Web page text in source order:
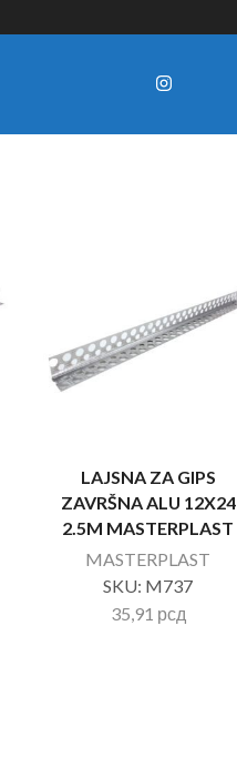
LAJSNA ZA GIPS
ZAVRŠNA ALU 12X24
2.5M MASTERPLAST
MASTERPLAST
SKU: M737
35,91 рсд